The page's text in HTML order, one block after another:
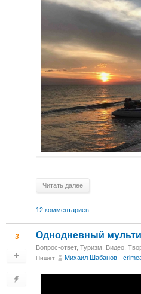
Читать далее
12 комментариев
3 Однодневный
Вопрос-ответ, Туризм Видео
Пишет Михаил Шабанов -